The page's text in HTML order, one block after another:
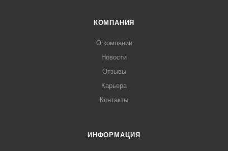
КОМПАНИЯ
О компании
Новости
Отзывы
Карьера
Контакты
ИНФОРМАЦИЯ